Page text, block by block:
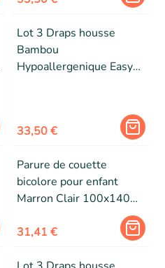
Lot 3 Draps housse
Bambou
Hypoallergenique Easy
33,50 €
Parure de couette
bicolore pour enfant
Marron Clair 100x140
31,41 €